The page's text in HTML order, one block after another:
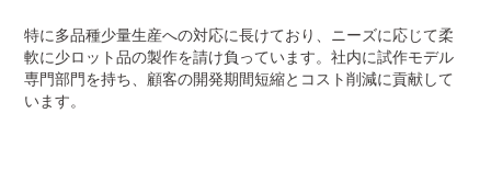
特に多品種少量生産への対応に長けており、ニーズに応じて柔
軟に少ロット品の製作を請け負っています。社内に試作モデル
専門部門を持ち、顧客の開発期間短縮とコスト削減に貢献して
います。